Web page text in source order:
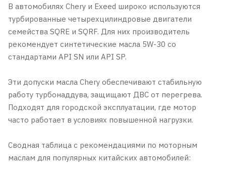
В автомобилях Chery и Exeed широко используются
турбированные четырехцилиндровые двигатели
семейства SQRE и SQRF. Для них производитель
рекомендует синтетические масла 5W-30 со
стандартами API SN или API SP.
Эти допуски масла Chery обеспечивают стабильную
работу турбонаддува, защищают ДВС от перегрева.
Подходят для городской эксплуатации, где мотор
часто работает в условиях повышенной нагрузки.
Сводная таблица с рекомендациями по моторным
маслам для популярных китайских автомобилей: